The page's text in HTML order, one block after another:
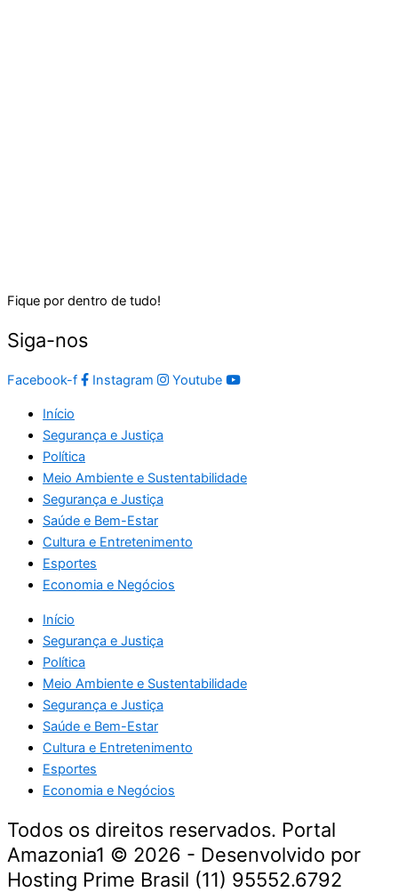
Fique por dentro de tudo!
Siga-nos
Facebook-f Instagram Youtube
Início
Segurança e Justiça
Política
Meio Ambiente e Sustentabilidade
Segurança e Justiça
Saúde e Bem-Estar
Cultura e Entretenimento
Esportes
Economia e Negócios
Início
Segurança e Justiça
Política
Meio Ambiente e Sustentabilidade
Segurança e Justiça
Saúde e Bem-Estar
Cultura e Entretenimento
Esportes
Economia e Negócios
Todos os direitos reservados. Portal
Amazonia1 © 2026 - Desenvolvido por
Hosting Prime Brasil (11) 95552.6792